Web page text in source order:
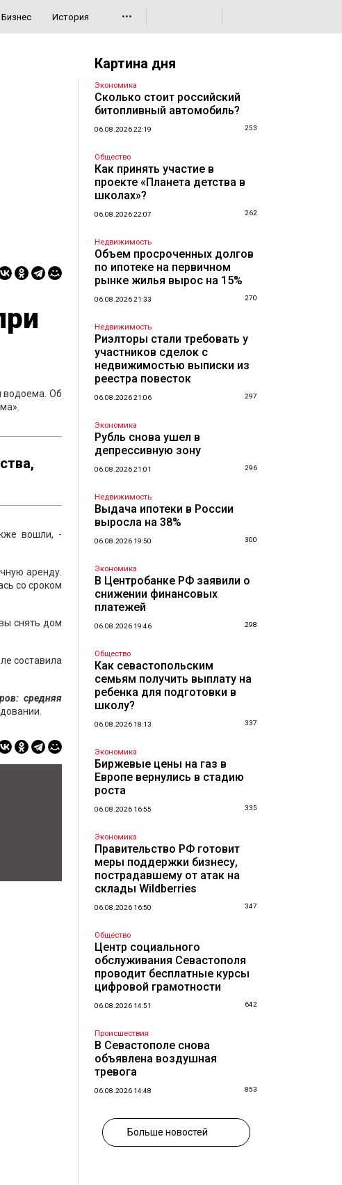
Бизнес История •••
водоема. Об
вошли, -
аренду.
со сроком
снять дом
составила
средняя
Картина дня
Экономика
Сколько стоит российский
битопливный автомобиль?
06.08.2026 22:19 253
Общество
Как принять участие в
проекте «Планета детства в
школах»?
06.08.2026 22:07 262
Недвижимость
Объем просроченных долгов
по ипотеке на первичном
рынке жилья вырос на 15%
06.08.2026 21:33 270
Недвижимость
Риэлторы стали требовать у
участников сделок с
недвижимостью выписки из
реестра повесток
06.08.2026 21:06 297
Экономика
Рубль снова ушел в
депрессивную зону
06.08.2026 21:01 296
Недвижимость
Выдача ипотеки в России
выросла на 38%
06.08.2026 19:50 300
Экономика
В Центробанке РФ заявили о
снижении финансовых
платежей
06.08.2026 19:46 298
Общество
Как севастопольским
семьям получить выплату на
ребенка для подготовки в
школу?
06.08.2026 18:13 337
Экономика
Биржевые цены на газ в
Европе вернулись в стадию
роста
06.08.2026 16:55 335
Экономика
Правительство РФ готовит
меры поддержки бизнесу,
пострадавшему от атак на
склады Wildberries
06.08.2026 16:50 347
Общество
Центр социального
обслуживания Севастополя
проводит бесплатные курсы
цифровой грамотности
06.08.2026 14:51 642
Происшествия
В Севастополе снова
объявлена воздушная
тревога
06.08.2026 14:48 853
Больше новостей